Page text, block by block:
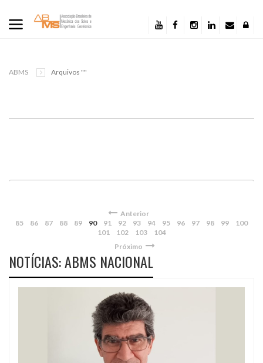
ABMS Arquivos ""
Anterior
85
86 87 88 89 90 91 92 93 94 95 96 97 98 99
100
101
102 103
104
Próximo
NOTÍCIAS: ABMS NACIONAL